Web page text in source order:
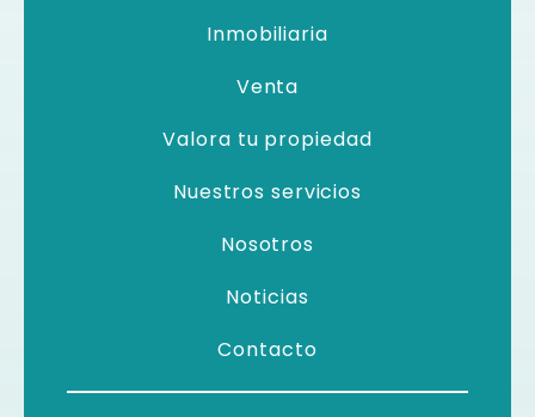
Inmobiliaria
Venta
Valora tu propiedad
Nuestros servicios
Nosotros
Noticias
Contacto